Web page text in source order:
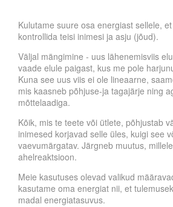
Kulutame suure osa energiast sellele,
kontrollida teisi inimesi ja asju (jõud).
Väljal mängimine - uus lähenemisviis
vaade elule paigast, kus me pole
Kuna see uus viis ei ole lineaarne,
mis kaasneb põhjuse-ja tagajärje ning
mõttelaadiga.
Kõik, mis te teete või ütlete, põhjustab
inimesed korjavad selle üles, kuigi see
vaevumärgatav. Järgneb muutus,
ahelreaktsioon.
Meie kasutuses olevad valikud
kasutame oma energiat nii, et
madal energiatasuvus.